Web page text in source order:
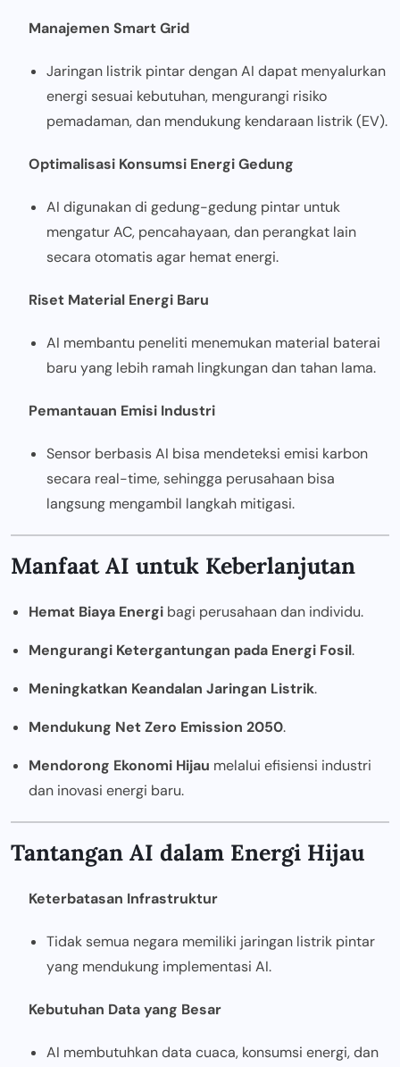
Manajemen Smart Grid
Jaringan listrik pintar dengan AI dapat menyalurkan
energi sesuai kebutuhan, mengurangi risiko
pemadaman, dan mendukung kendaraan listrik (EV).
Optimalisasi Konsumsi Energi Gedung
AI digunakan di gedung-gedung pintar untuk
mengatur AC, pencahayaan, dan perangkat lain
secara otomatis agar hemat energi.
Riset Material Energi Baru
AI membantu peneliti menemukan material baterai
baru yang lebih ramah lingkungan dan tahan lama.
Pemantauan Emisi Industri
Sensor berbasis AI bisa mendeteksi emisi karbon
secara real-time, sehingga perusahaan bisa
langsung mengambil langkah mitigasi.
Manfaat AI untuk Keberlanjutan
Hemat Biaya Energi bagi perusahaan dan individu.
Mengurangi Ketergantungan pada Energi Fosil.
Meningkatkan Keandalan Jaringan Listrik.
Mendukung Net Zero Emission 2050.
Mendorong Ekonomi Hijau melalui efisiensi industri
dan inovasi energi baru.
Tantangan AI dalam Energi Hijau
Keterbatasan Infrastruktur
Tidak semua negara memiliki jaringan listrik pintar
yang mendukung implementasi AI.
Kebutuhan Data yang Besar
AI membutuhkan data cuaca, konsumsi energi, dan